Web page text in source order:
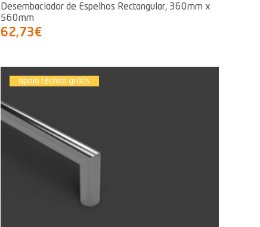
Desembaciador de Espelhos Rectangular, 360mm x
560mm
62,73€
apoio técnico grátis